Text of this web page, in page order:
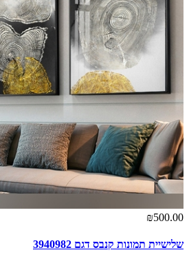
₪500.00
שלישיית תמונות קנבס דגם 3940982